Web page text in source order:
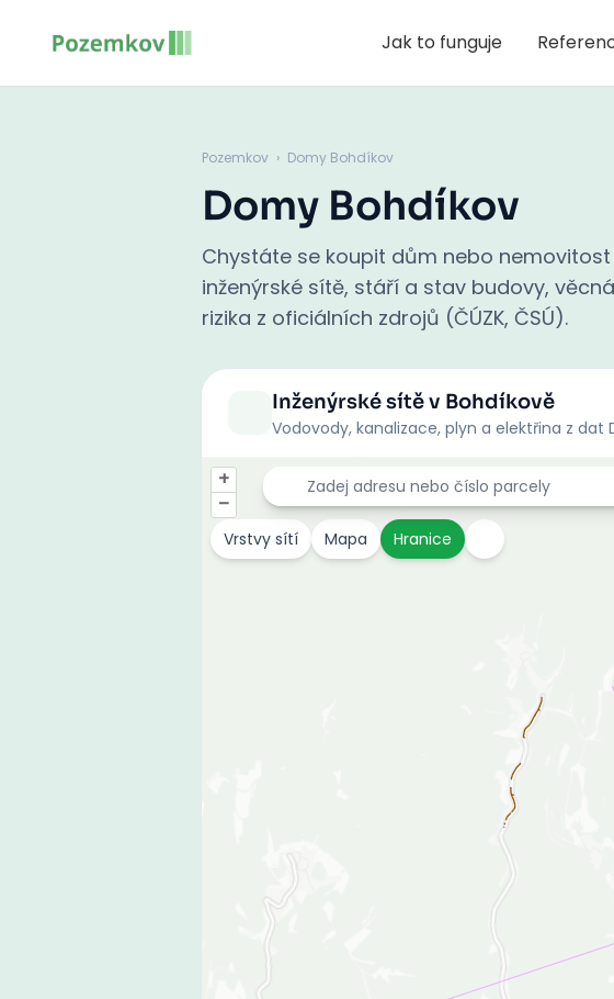
Jak to funguje
Pozemkov › Domy Bohdíkov
Domy Bohdíkov
Chystáte se koupit dům nebo
inženýrské sítě, stáří a stav budovy,
rizika z oficiálních zdrojů (ČÚZK, ČSÚ).
Inženýrské sítěv Bohdíkově
Vodovody, kanalizace, plyn a elektřina z dat